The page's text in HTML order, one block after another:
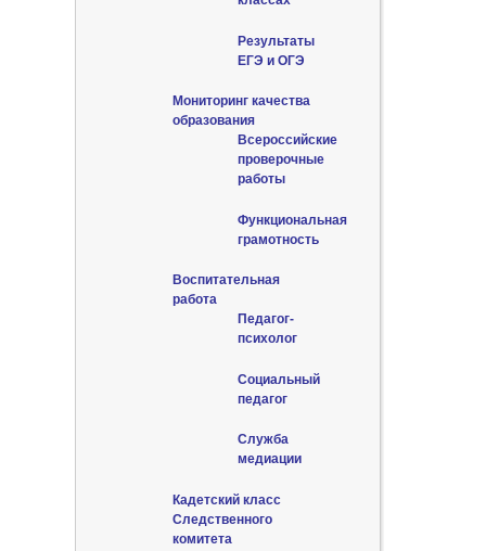
Результаты
ЕГЭ и ОГЭ
Мониторинг качества
образования
Всероссийские
проверочные
работы
Функциональная
грамотность
Воспитательная
работа
Педагог-
психолог
Социальный
педагог
Служба
медиации
Кадетский класс
Следственного
комитета